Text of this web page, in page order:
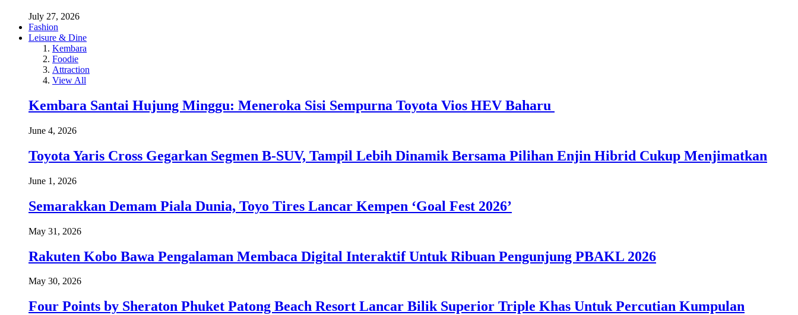
July 27, 2026
Fashion
Leisure & Dine
Kembara
Foodie
Attraction
View All
Kembara Santai Hujung Minggu: Meneroka Sisi Sempurna Toyota Vios HEV Baharu
June 4, 2026
Toyota Yaris Cross Gegarkan Segmen B-SUV, Tampil Lebih Dinamik Bersama Pilihan Enjin Hibrid Cukup Menjimatkan
June 1, 2026
Semarakkan Demam Piala Dunia, Toyo Tires Lancar Kempen ‘Goal Fest 2026’
May 31, 2026
Rakuten Kobo Bawa Pengalaman Membaca Digital Interaktif Untuk Ribuan Pengunjung PBAKL 2026
May 30, 2026
Four Points by Sheraton Phuket Patong Beach Resort Lancar Bilik Superior Triple Khas Untuk Percutian Kumpulan